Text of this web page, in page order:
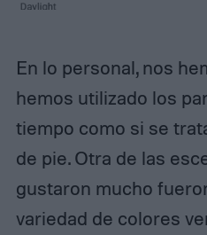
En lo personal, nos
hemos utilizado los
tiempo como si se
de pie. Otra de las
gustaron mucho
variedad de colores